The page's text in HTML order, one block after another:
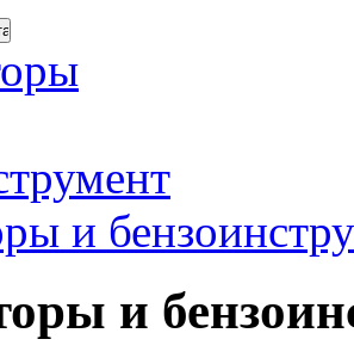
и
и